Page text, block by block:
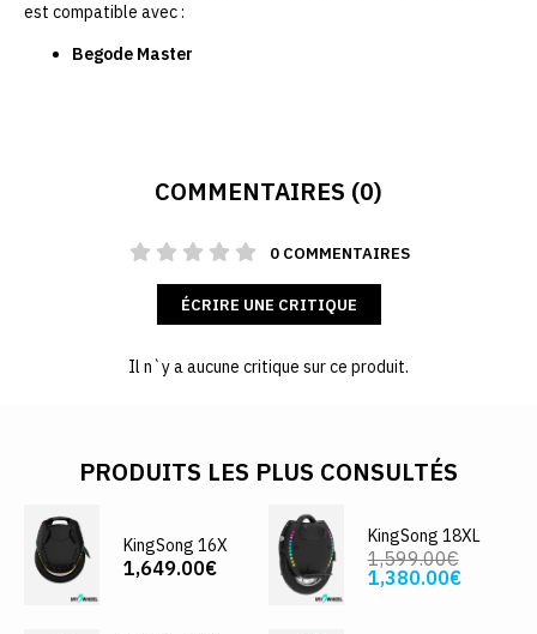
est compatible avec :
Begode Master
COMMENTAIRES (0)
0 COMMENTAIRES
ÉCRIRE UNE CRITIQUE
Il n`y a aucune critique sur ce produit.
PRODUITS LES PLUS CONSULTÉS
KingSong 16X
1,649.00€
KingSong 18XL
1,599.00€
1,380.00€